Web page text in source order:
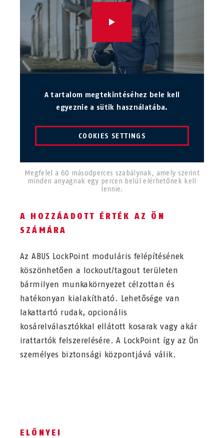
A tartalom megtekintéséhez bele kell
egyeznie a sütik használatába.
COOKIES SETTINGS
Megfelel a 60 másodperces szabálynak, amely szerint
minden anyagnak egy percen belül elérhetőnek kell
lennie.
A HOZZÁADOTT ÉRTÉK AZ ÖN
SZÁMÁRA
Az ABUS LockPoint moduláris felépítésének
köszönhetően a lockout/tagout területen
bármilyen munkakörnyezet célzottan és
hatékonyan kialakítható. Lehetősége van
lakattartó rudak, opcionális
kosárelválasztókkal ellátott kosarak vagy akár
irattartók felszerelésére. A LockPoint így az Ön
személyes biztonsági központjává válik.
ELŐNYEI